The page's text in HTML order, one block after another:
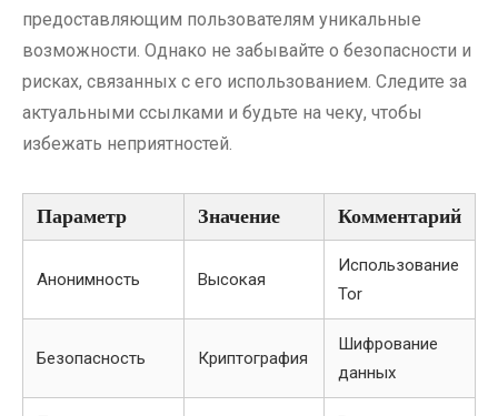
предоставляющим пользователям уникальные
возможности. Однако не забывайте о безопасности и
рисках, связанных с его использованием. Следите за
актуальными ссылками и будьте на чеку, чтобы
избежать неприятностей.
Параметр Значение Комментарий
Анонимность Высокая
Использование
Tor
Безопасность Криптография
Шифрование
данных